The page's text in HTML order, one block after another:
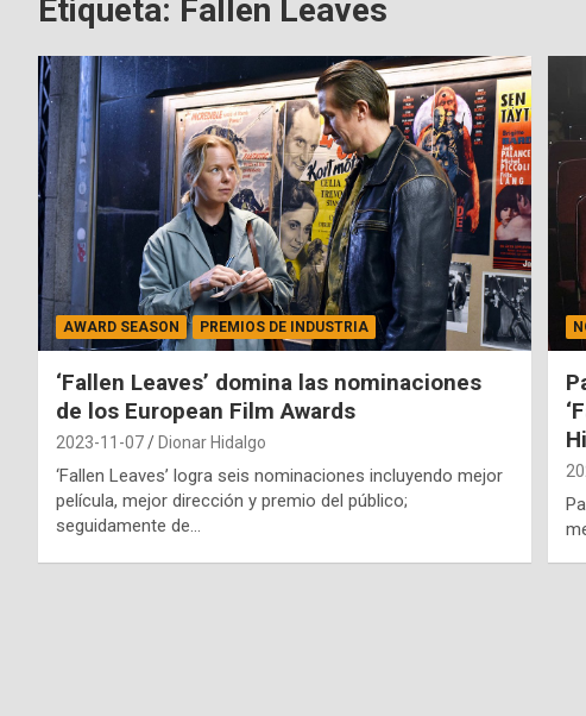
Etiqueta: Fallen Leaves
AWARD SEASON PREMIOS DE INDUSTRIA
‘Fallen Leaves’ domina las nominaciones
de los European Film Awards
2023-11-07 Dionar Hidalgo
‘Fallen Leaves’ logra seis nominaciones incluyendo mejor
película, mejor dirección y premio del público;
seguidamente de…